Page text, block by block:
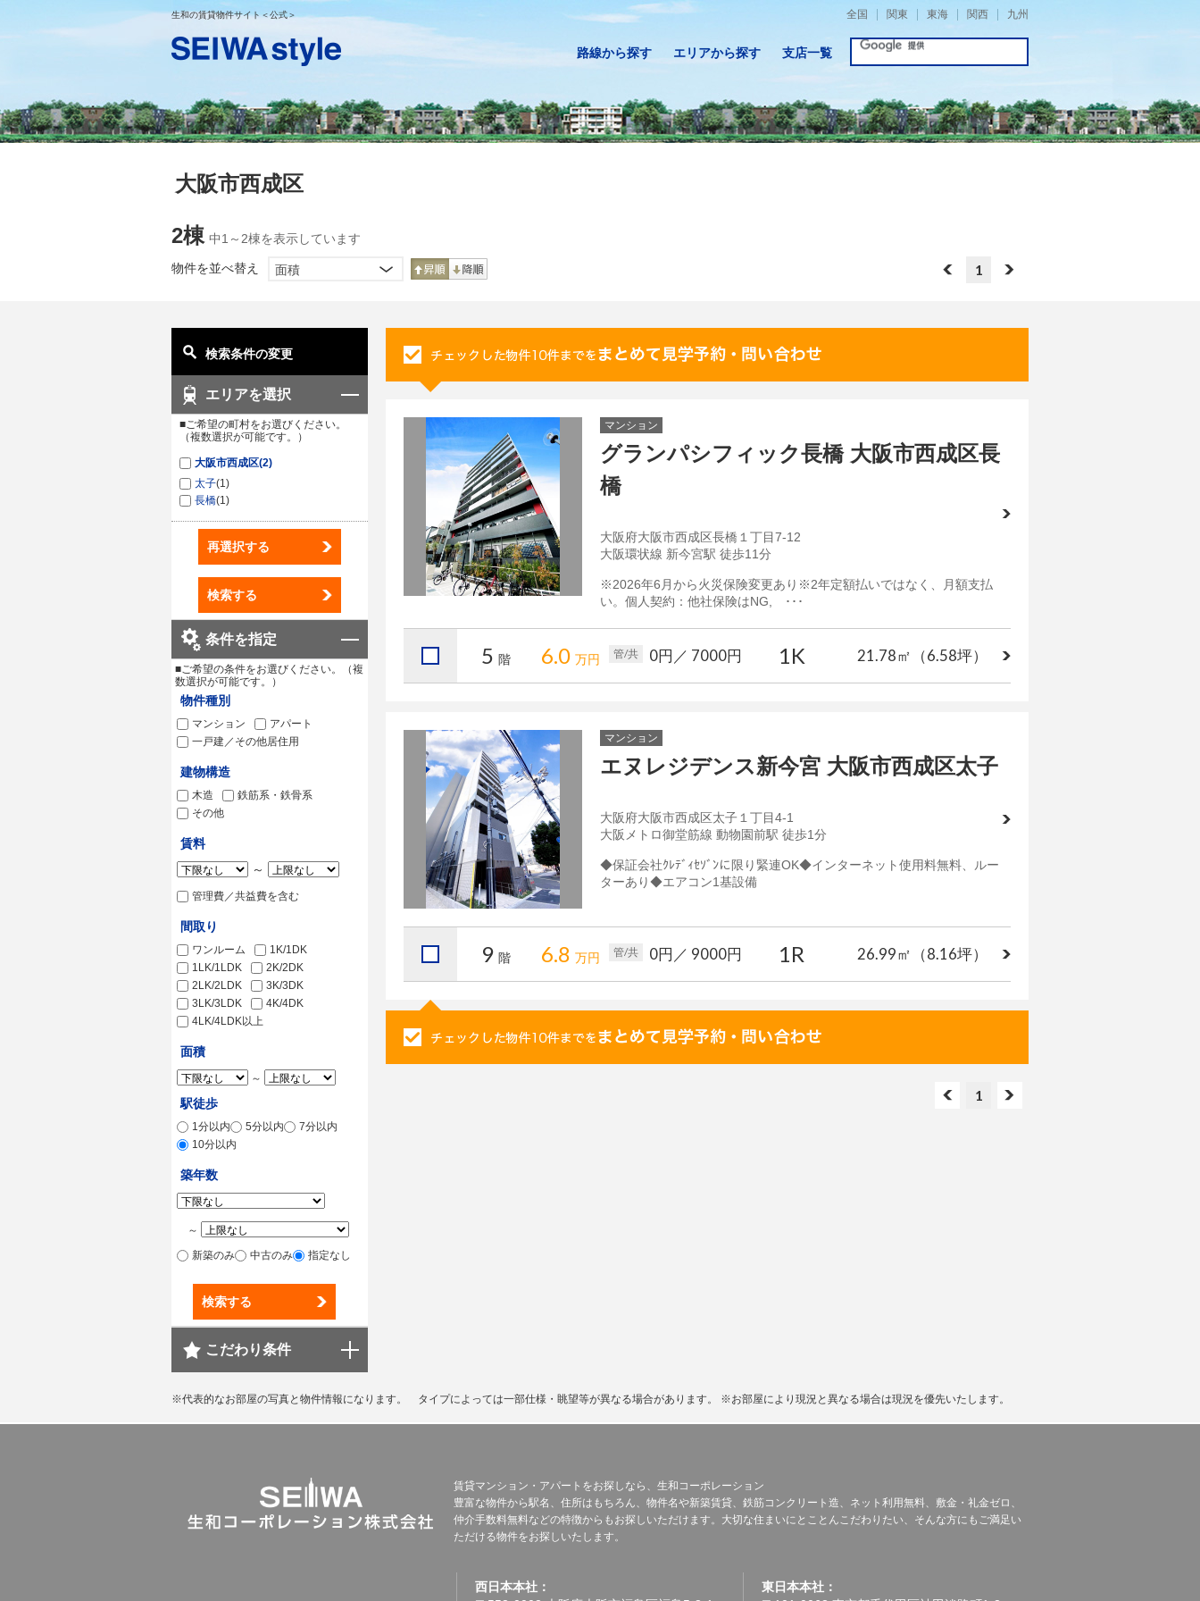
検索条件の変更
エリアを選択
■ご希望の町村をお選びください。
（複数選択が可能です。）
大阪市西成区(2)
太子(1)
長橋(1)
再選択する
検索する
条件を指定
■ご希望の条件をお選びください。（複
数選択が可能です。）
物件種別
マンション
アパート
一戸建／その他居住用
建物構造
木造
鉄筋系・鉄骨系
その他
賃料
～
管理費／共益費を含む
間取り
ワンルーム
1K/1DK
1LK/1LDK
2K/2DK
2LK/2LDK
3K/3DK
3LK/3LDK
4K/4DK
4LK/4LDK以上
面積
～
駅徒歩
1分以内 5分以内
7分以内
10分以内
築年数
～
新築のみ
中古のみ 指定なし
検索する
こだわり条件
生和の賃貸物件サイト＜公式＞ 全国 関東 東海 関西 九州
路線から探す エリアから探す 支店一覧
大阪市西成区
2棟 中1～2棟を表示しています
物件を並べ替え 面積 1
マンション
グランパシフィック長橋 大阪市西成区長
橋
大阪府大阪市西成区長橋１丁目7-12
大阪環状線 新今宮駅 徒歩11分
※2026年6月から火災保険変更あり※2年定額払いではなく、月額支払
い。個人契約：他社保険はNG, ･･･
5 階 6.0 万円 管/共 0円 ／ 7000円 1K 21.78㎡ （6.58坪）
マンション
エヌレジデンス新今宮 大阪市西成区太子
大阪府大阪市西成区太子１丁目4-1
大阪メトロ御堂筋線 動物園前駅 徒歩1分
◆保証会社ｸﾚﾃﾞｨｾｿﾞﾝに限り緊連OK◆インターネット使用料無料、ルー
ターあり◆エアコン1基設備
9 階 6.8 万円 管/共 0円 ／ 9000円 1R 26.99㎡ （8.16坪）
1
※代表的なお部屋の写真と物件情報になります。 タイプによっては一部仕様・眺望等が異なる場合があります。 ※お部屋により現況と異なる場合は現況を優先いたします。
賃貸マンション・アパートをお探しなら、生和コーポレーション
豊富な物件から駅名、住所はもちろん、物件名や新築賃貸、鉄筋コンクリート造、ネット利用無料、敷金・礼金ゼロ、
仲介手数料無料などの特徴からもお探しいただけます。大切な住まいにとことんこだわりたい、そんな方にもご満足い
ただける物件をお探しいたします。
西日本本社：
東日本本社：